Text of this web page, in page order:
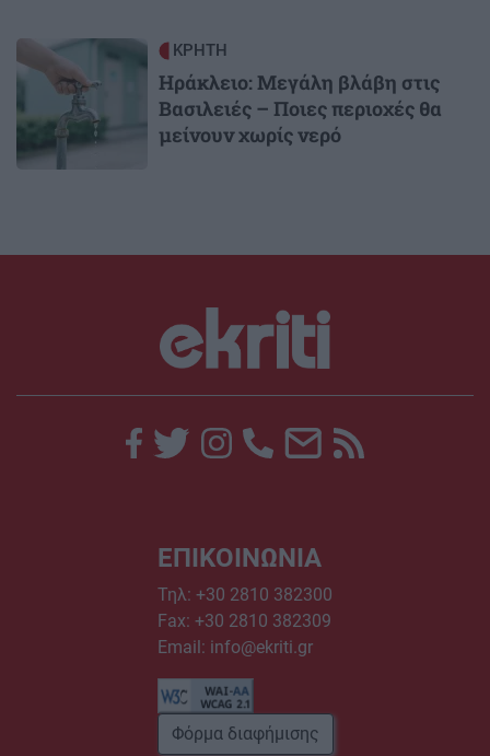
Image ΚΡΗΤΗ
Ηράκλειο: Μεγάλη βλάβη στις
Βασιλειές – Ποιες περιοχές θα
μείνουν χωρίς νερό
ΕΠΙΚΟΙΝΩΝΙΑ
Τηλ: +30 2810 382300
Fax: +30 2810 382309
Email: info@ekriti.gr
Φόρμα διαφήμισης